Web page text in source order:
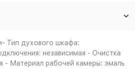
Тип духового шкафа:
независимая - Очистка
- Материал рабочей камеры: эмаль